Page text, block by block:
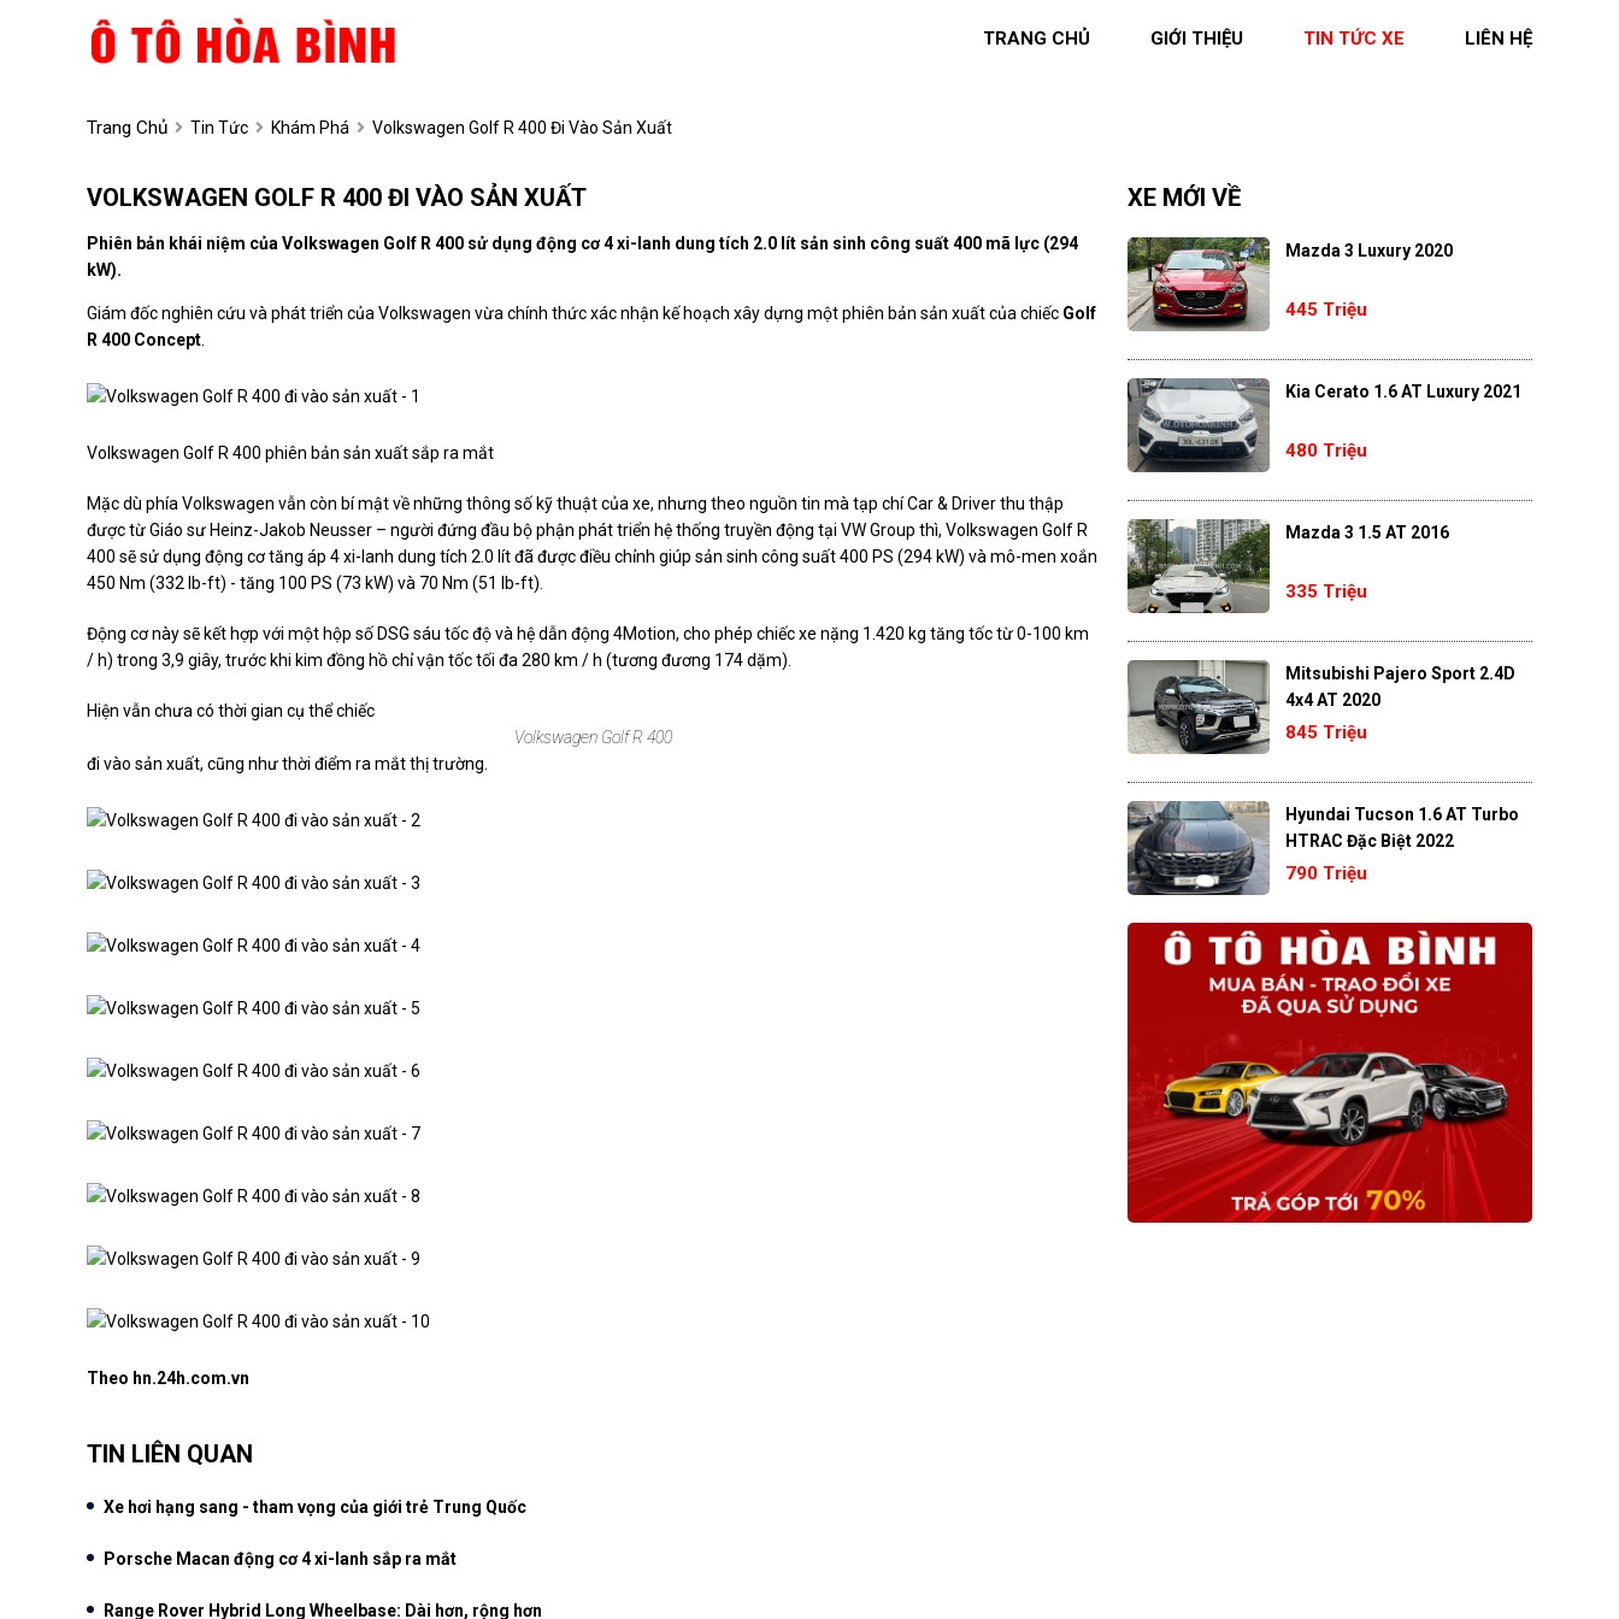
TRANG CHỦ GIỚI THIỆU TIN TỨC XE LIÊN HỆ
Trang Chủ Tin Tức Khám Phá Volkswagen Golf R 400 Đi Vào Sản Xuất
VOLKSWAGEN GOLF R 400 ĐI VÀO SẢN XUẤT
Phiên bản khái niệm của Volkswagen Golf R 400 sử dụng động cơ 4 xi-lanh dung tích 2.0 lít sản sinh công suất 400 mã lực (294
kW).
Giám đốc nghiên cứu và phát triển của Volkswagen vừa chính thức xác nhận kế hoạch xây dựng một phiên bản sản xuất của chiếc Golf
R 400 Concept
Volkswagen Golf R 400 phiên bản sản xuất sắp ra mắt
Mặc dù phía Volkswagen vẫn còn bí mật về những thông số kỹ thuật của xe, nhưng theo nguồn tin mà tạp chí Car & Driver thu thập
được từ Giáo sư Heinz-Jakob Neusser – người đứng đầu bộ phận phát triển hệ thống truyền động tại VW Group thì, Volkswagen Golf R
400 sẽ sử dụng động cơ tăng áp 4 xi-lanh dung tích 2.0 lít đã được điều chỉnh giúp sản sinh công suất 400 PS (294 kW) và mô-men xoắn
450 Nm (332 lb-ft) - tăng 100 PS (73 kW) và 70 Nm (51 lb-ft).
Động cơ này sẽ kết hợp với một hộp số DSG sáu tốc độ và hệ dẫn động 4Motion, cho phép chiếc xe nặng 1.420 kg tăng tốc từ 0-100 km
/ h) trong 3,9 giây, trước khi kim đồng hồ chỉ vận tốc tối đa 280 km / h (tương đương 174 dặm).
Hiện vẫn chưa có thời gian cụ thể chiếc
Volkswagen Golf R 400
đi vào sản xuất, cũng như thời điểm ra mắt thị trường.
Theo hn.24h.com.vn
TIN LIÊN QUAN
Xe hơi hạng sang - tham vọng của giới trẻ Trung Quốc
Porsche Macan động cơ 4 xi-lanh sắp ra mắt
Range Rover Hybrid Long Wheelbase: Dài hơn, rộng hơn
XE MỚI VỀ
Mazda 3 Luxury 2020
445 Triệu
Kia Cerato 1.6 AT Luxury 2021
480 Triệu
Mazda 3 1.5 AT 2016
335 Triệu
Mitsubishi Pajero Sport 2.4D
4x4 AT 2020
845 Triệu
Hyundai Tucson 1.6 AT Turbo
HTRAC Đặc Biệt 2022
790 Triệu